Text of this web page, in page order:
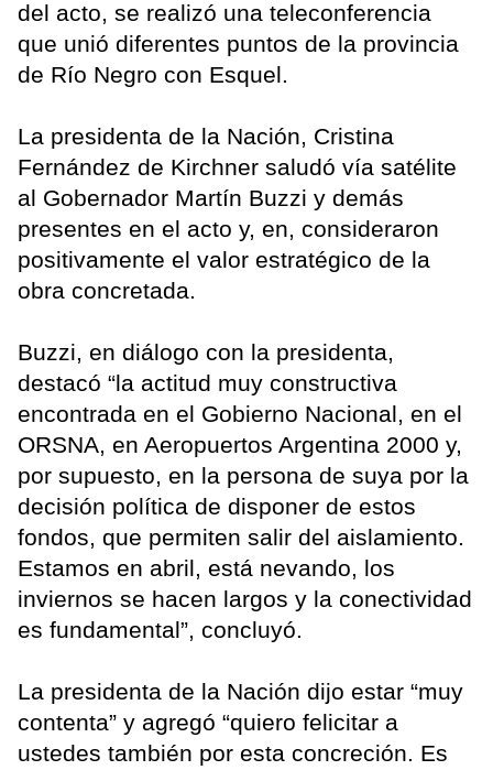
del acto, se realizó una teleconferencia
que unió diferentes puntos de la provincia
de Río Negro con Esquel.
La presidenta de la Nación, Cristina
Fernández de Kirchner saludó vía satélite
al Gobernador Martín Buzzi y demás
presentes en el acto y, en, consideraron
positivamente el valor estratégico de la
obra concretada.
Buzzi, en diálogo con la presidenta,
destacó “la actitud muy constructiva
encontrada en el Gobierno Nacional, en el
ORSNA, en Aeropuertos Argentina 2000 y,
por supuesto, en la persona de suya por la
decisión política de disponer de estos
fondos, que permiten salir del aislamiento.
Estamos en abril, está nevando, los
inviernos se hacen largos y la conectividad
es fundamental”, concluyó.
La presidenta de la Nación dijo estar “muy
contenta” y agregó “quiero felicitar a
ustedes también por esta concreción. Es